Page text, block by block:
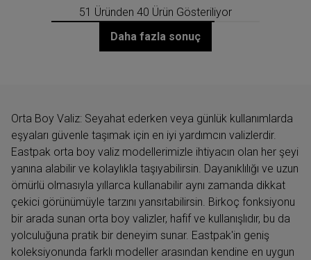
51 Üründen 40 Ürün Gösteriliyor
Daha fazla sonuç
Orta Boy Valiz: Seyahat ederken veya günlük kullanımlarda
eşyaları güvenle taşımak için en iyi yardımcın valizlerdir.
Eastpak orta boy valiz modellerimizle ihtiyacın olan her şeyi
yanına alabilir ve kolaylıkla taşıyabilirsin. Dayanıklılığı ve uzun
ömürlü olmasıyla yıllarca kullanabilir aynı zamanda dikkat
çekici görünümüyle tarzını yansıtabilirsin. Birkoç fonksiyonu
bir arada sunan orta boy valizler, hafif ve kullanışlıdır, bu da
yolculuğuna pratik bir deneyim sunar. Eastpak'in geniş
koleksiyonunda farklı modeller arasından kendine en uygun